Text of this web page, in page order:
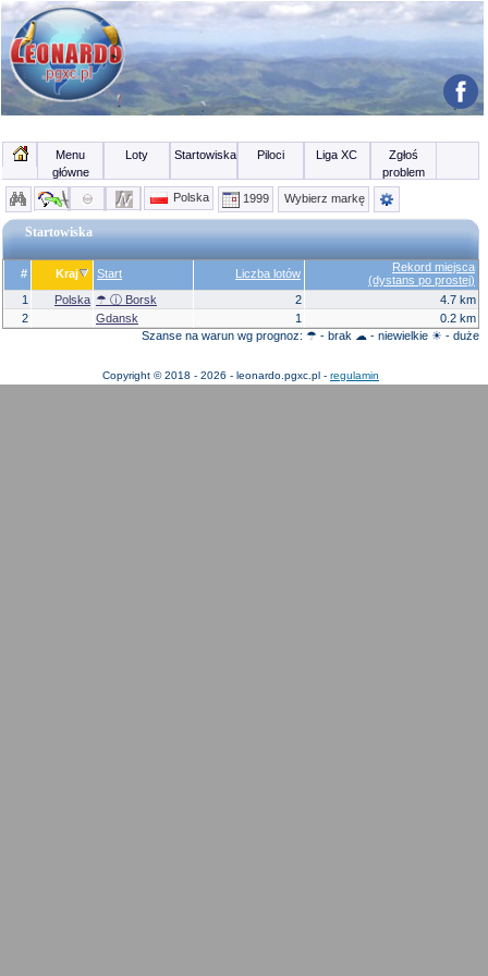
Menu
główne
Loty Startowiska Piloci Liga XC
Zgłoś
problem
Polska
1999 Wybierz markę
Startowiska
# Kraj Start Liczba lotów
Rekord miejsca
(dystans po prostej)
1
Polska ☂ ⓘ Borsk 2
4.7 km
2
Gdansk 1
0.2 km
Szanse na warun wg prognoz: ☂ - brak ☁ - niewielkie ☀ - duże
Copyright © 2018 - 2026 - leonardo.pgxc.pl - regulamin